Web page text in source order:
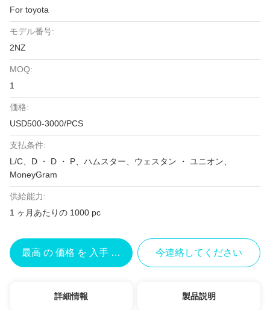
For toyota
モデル番号:
2NZ
MOQ:
1
価格:
USD500-3000/PCS
支払条件:
L/C、D ・ D ・ P、ハムスター、ウェスタン ・ ユニオン、
MoneyGram
供給能力:
1 ヶ月あたりの 1000 pc
最高 の 価格 を 入手 する 今連絡してください
詳細情報 製品説明